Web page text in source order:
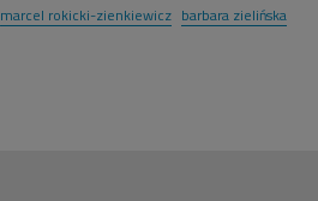
marcel rokicki-zienkiewicz barbara zielińska